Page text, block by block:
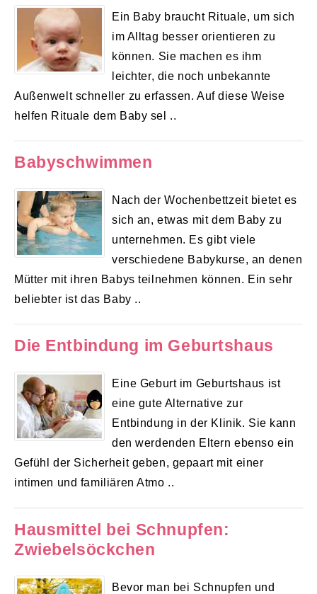
Ein Baby braucht Rituale, um sich
im Alltag besser orientieren zu
können. Sie machen es ihm
leichter, die noch unbekannte
Außenwelt schneller zu erfassen. Auf diese Weise
helfen Rituale dem Baby sel ..
Babyschwimmen
Nach der Wochenbettzeit bietet es
sich an, etwas mit dem Baby zu
unternehmen. Es gibt viele
verschiedene Babykurse, an denen
Mütter mit ihren Babys teilnehmen können. Ein sehr
beliebter ist das Baby ..
Die Entbindung im Geburtshaus
Eine Geburt im Geburtshaus ist
eine gute Alternative zur
Entbindung in der Klinik. Sie kann
den werdenden Eltern ebenso ein
Gefühl der Sicherheit geben, gepaart mit einer
intimen und familiären Atmo ..
Hausmittel bei Schnupfen:
Zwiebelsöckchen
Bevor man bei Schnupfen und